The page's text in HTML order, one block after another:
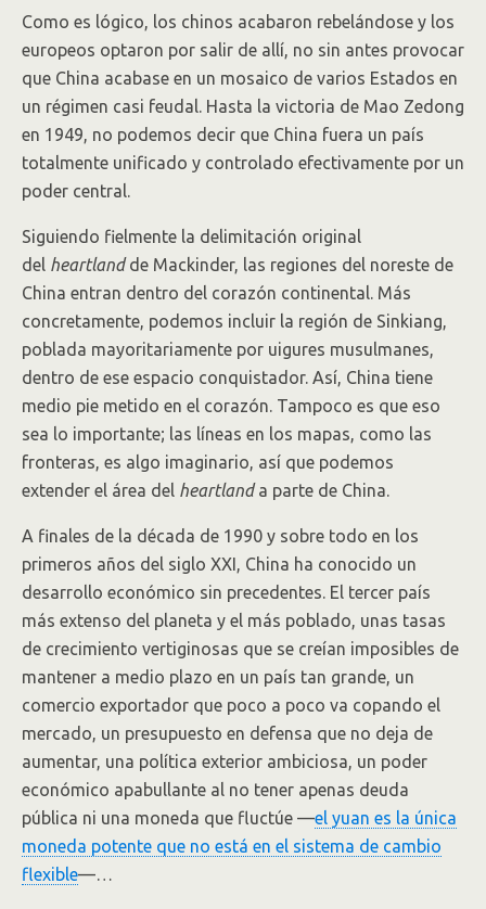
Como es lógico, los chinos acabaron rebelándose y los
europeos optaron por salir de allí, no sin antes provocar
que China acabase en un mosaico de varios Estados en
un régimen casi feudal. Hasta la victoria de Mao Zedong
en 1949, no podemos decir que China fuera un país
totalmente unificado y controlado efectivamente por un
poder central.
Siguiendo fielmente la delimitación original
del heartlandde Mackinder, las regiones del noreste de
China entran dentro del corazón continental. Más
concretamente, podemos incluir la región de Sinkiang,
poblada mayoritariamente por uigures musulmanes,
dentro de ese espacio conquistador. Así, China tiene
medio pie metido en el corazón. Tampoco es que eso
sea lo importante; las líneas en los mapas, como las
fronteras, es algo imaginario, así que podemos
extender el área del heartlanda parte de China.
A finales de la década de 1990 y sobre todo en los
primeros años del siglo XXI, China ha conocido un
desarrollo económico sin precedentes. El tercer país
más extenso del planeta y el más poblado, unas tasas
de crecimiento vertiginosas que se creían imposibles de
mantener a medio plazo en un país tan grande, un
comercio exportador que poco a poco va copando el
mercado, un presupuesto en defensa que no deja de
aumentar, una política exterior ambiciosa, un poder
económico apabullante al no tener apenas deuda
pública ni una moneda que fluctúe —el yuan es la única
moneda potente que no está en el sistema de cambio
flexible—…